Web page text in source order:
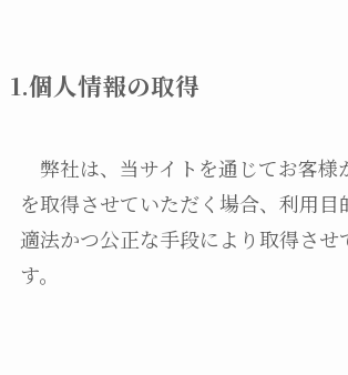
1.個人情報の取得
弊社は、当サイトを通じてお客様
を取得させていただく場合、利用目
適法かつ公正な手段により取得させ
す。